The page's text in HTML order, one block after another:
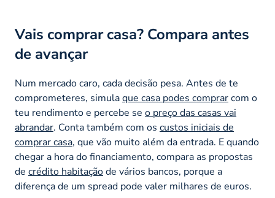
Vais comprar casa? Compara antes
de avançar
Num mercado caro, cada decisão pesa. Antes de te
comprometeres, simulaque casa podes comprarcom o
teu rendimento e percebe se o preço das casas vai
abrandar. Conta também com os custos iniciais de
comprar casa, que vão muito além da entrada. E quando
chegar a hora do financiamento, compara as propostas
de crédito habitaçãode vários bancos, porque a
diferença de um spread pode valer milhares de euros.